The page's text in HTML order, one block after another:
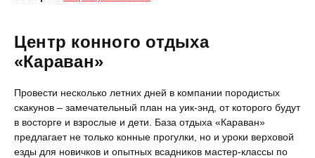
Центр конного отдыха
«Караван»
Провести несколько летних дней в компании породистых
скакунов – замечательный план на уик-энд, от которого будут
в восторге и взрослые и дети. База отдыха «Караван»
предлагает не только конные прогулки, но и уроки верховой
езды для новичков и опытных всадников мастер-классы по